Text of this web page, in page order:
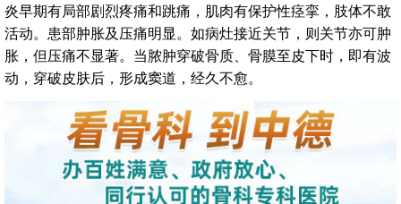
炎早期有局部剧烈疼痛和跳痛，肌肉有保护性痉挛，肢体不敢
活动。患部肿胀及压痛明显。如病灶接近关节，则关节亦可肿
胀，但压痛不显著。当脓肿穿破骨质、骨膜至皮下时，即有波
动，穿破皮肤后，形成窦道，经久不愈。